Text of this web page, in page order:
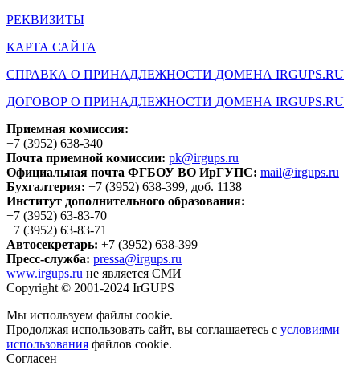
РЕКВИЗИТЫ
КАРТА САЙТА
СПРАВКА О ПРИНАДЛЕЖНОСТИ ДОМЕНА IRGUPS.RU
ДОГОВОР О ПРИНАДЛЕЖНОСТИ ДОМЕНА IRGUPS.RU
Приемная комиссия:
+7 (3952) 638-340
Почта приемной комиссии: pk@irgups.ru
Официальная почта ФГБОУ ВО ИрГУПС: mail@irgups.ru
Бухгалтерия: +7 (3952) 638-399, доб. 1138
Институт дополнительного образования:
+7 (3952) 63-83-70
+7 (3952) 63-83-71
Автосекретарь: +7 (3952) 638-399
Пресс-служба: pressa@irgups.ru
www.irgups.ru не является СМИ
Copyright © 2001-2024 IrGUPS
Мы используем файлы cookie.
Продолжая использовать сайт, вы соглашаетесь с условиями
использования файлов cookie.
Согласен